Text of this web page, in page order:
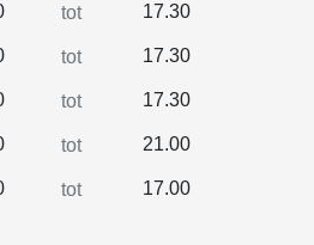
tot 17.30
tot 17.30
tot 17.30
tot 21.00
tot 17.00